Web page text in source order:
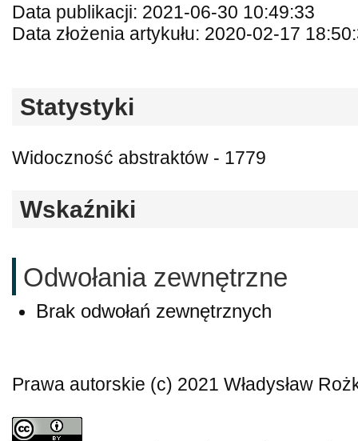
Data publikacji: 2021-06-30 10:49:33
Data złożenia artykułu: 2020-02-17
Statystyki
Widoczność abstraktów - 1779
Wskaźniki
Odwołania zewnętrzne
Brak odwołań zewnętrznych
Prawa autorskie (c) 2021 Władysław